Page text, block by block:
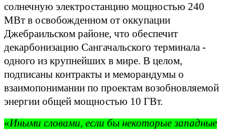
солнечную электростанцию мощностью 240
МВт в освобожденном от оккупации
Джебраильском районе, что обеспечит
декарбонизацию Сангачальского терминала -
одного из крупнейших в мире. В целом,
подписаны контракты и меморандумы о
взаимопонимании по проектам возобновляемой
энергии общей мощностью 10 ГВт.
«Иными словами, если бы некоторые западные